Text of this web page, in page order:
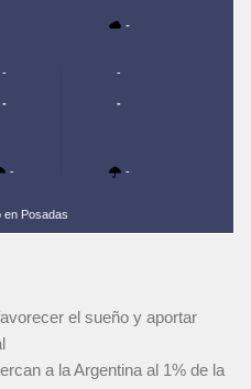
-
-
-
-
-
-
-
en Posadas
el sueño y aportar
a la Argentina al 1% de la